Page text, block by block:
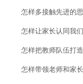
怎样多接触先进的思
怎样让家长认同我们
怎样把教师队伍打造
怎样带领老师和家长